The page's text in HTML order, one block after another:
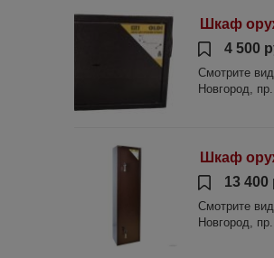
Шкаф
4 500
Смотрите
Новгород,
Шкаф
13 400
Смотрите
Новгород,